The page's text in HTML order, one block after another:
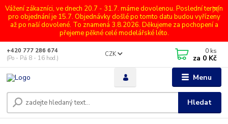
Vážení zákazníci, ve dnech 20.7 - 31.7. máme dovolenou. Poslední termín
pro objednání je 15.7. Objednávky došlé po tomto datu budou vyřízeny
až po naší dovolené. To znamená 3.8.2026. Děkujeme za pochopení a
přejeme pěkné celé modelářské léto.
Menu
CZK
Hledat
+420 777 286 674
(Po - Pá 8 - 16 hod.)
0 ks
za 0 Kč